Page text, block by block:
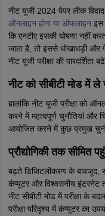
नीट यूजी 2024 पेपर लीक
ऑनलाइन होगा या ऑफलाइनइस
कि एनटीए इसकी घोषणा नहीं
जाता है, तो इससे धोखाधड़ी
नीट यूजी परीक्षा की पारदर्शिता
नीट को सीबीटी मोड में ले
हालांकि नीट यूजी परीक्षा को
करने में महत्वपूर्ण चुनौतियां और
आयोजित करने में कुछ प्रमुख
प्रौद्योगिकी तक सीमित
बढ़ते डिजिटलीकरण के बावजूद,
कंप्यूटर और विश्वसनीय इंटरनेट
नीट सीबीटी मोड में परीक्षा के
परीक्षा परिदृश्य में कंप्यूटर का